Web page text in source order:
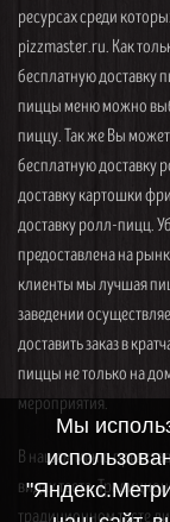
ресурсах среди
pizzmaster.ru. Как
бесплатную доставку
пиццы меню можно
пиццу. Так же Вы
бесплатную доставку
доставку картошки
доставку ролл-пицц.
предоставлена на
клиенты мы лучшая
заведении
доставить заказ в
пиццы не только на
мероприятия.
В нашем меню
видах теста.
традиционном тесте
Мы